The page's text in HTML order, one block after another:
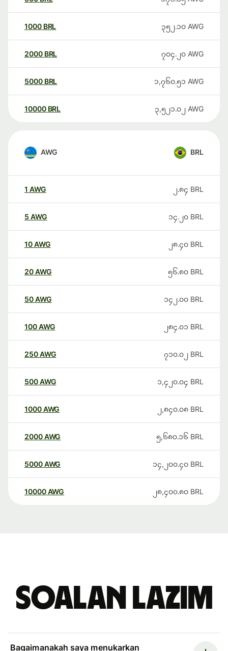
1000 BRL ၃၅၂.၁၀ AWG
2000 BRL ၇၀၄.၂၀ AWG
5000 BRL ၁,၇၆၀.၅၁ AWG
10000 BRL ၃,၅၂၁.၀၂ AWG
AWG BRL
1 AWG ၂.၈၄ BRL
5 AWG ၁၄.၂၀ BRL
10AWG ၂၈.၄၀ BRL
20AWG ၅၆.၈၀ BRL
50AWG ၁၄၂.၀၀ BRL
100AWG ၂၈၄.၀၁ BRL
250AWG ၇၁၀.၀၂ BRL
500AWG ၁,၄၂၀.၀၄ BRL
1000AWG ၂,၈၄၀.၀၈ BRL
2000AWG ၅,၆၈၀.၁၆ BRL
5000AWG ၁၄,၂၀၀.၄၀ BRL
10000 AWG ၂၈,၄၀၀.၈၀ BRL
Soalan Lazim
Bagaimanakah saya menukarkan